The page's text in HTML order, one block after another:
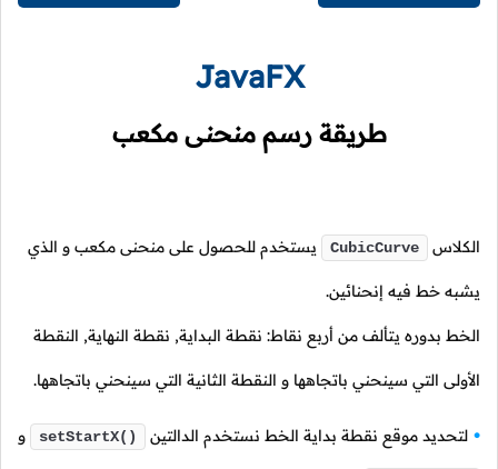
JavaFX
طريقة رسم منحنى مكعب
الكلاس CubicCurve يستخدم للحصول على منحنى مكعب و الذي
يشبه خط فيه إنحنائين.
الخط بدوره يتألف من أربع نقاط: نقطة البداية, نقطة النهاية, النقطة
الأولى التي سينحني باتجاهها و النقطة الثانية التي سينحني باتجاهها.
لتحديد موقع نقطة بداية الخط نستخدم الدالتين setStartX() و